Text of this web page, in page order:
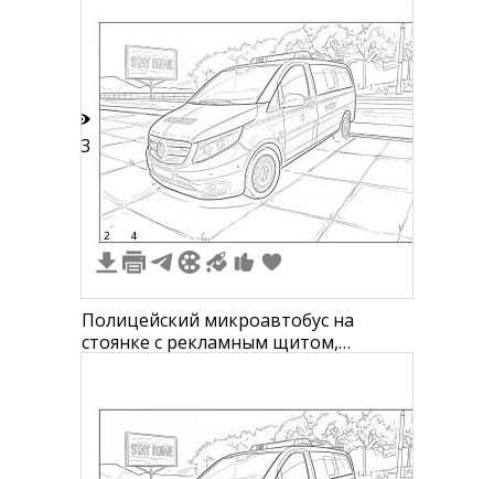
13
2 4
Полицейский микроавтобус на
стоянке с рекламным щитом,